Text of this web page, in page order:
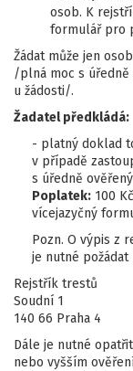
osob. K
formulář pro
Žádat může jen
/plná moc s úředně
u žádosti/.
Žadatel předkládá:
- platný doklad
v případě
s úředně
Poplatek: 100
vícejazyčný
Pozn. O výpis z
je nutné požádat
Rejstřík trestů
Soudní 1
140 66 Praha 4
Dále je nutné
nebo vyšším